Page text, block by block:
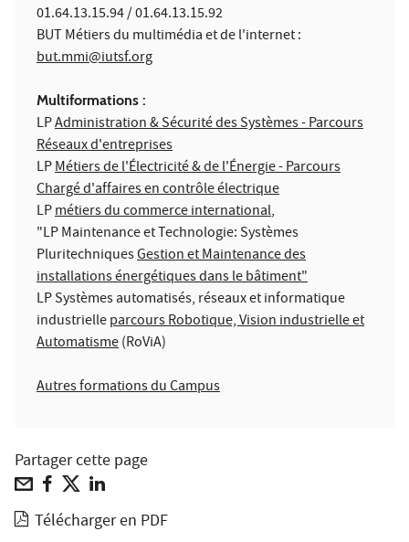
01.64.13.15.94 / 01.64.13.15.92
BUT Métiers du multimédia et de l'internet :
but.mmi@iutsf.org
Multiformations :
LPAdministration & Sécurité des Systèmes - Parcours
Réseaux d'entreprises
LPMétiers de l'Électricité & de l'Énergie - Parcours
Chargé d'affaires en contrôle électrique
LPmétiers du commerce international,
"LP Maintenance et Technologie: Systèmes
PluritechniquesGestion et Maintenance des
installations énergétiques dans le bâtiment"
LP Systèmes automatisés, réseaux et informatique
industrielleparcours Robotique, Vision industrielle et
Automatisme(RoViA)
Autres formations du Campus
Partager cette page
Télécharger en PDF